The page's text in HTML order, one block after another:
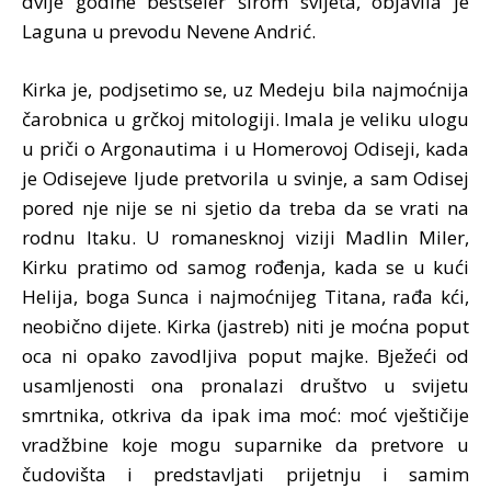
Laguna u prevodu Nevene Andrić.
Kirka je, podjsetimo se, uz Medeju bila najmoćnija
čarobnica u grčkoj mitologiji. Imala je veliku ulogu
u priči o Argonautima i u Homerovoj Odiseji, kada
je Odisejeve ljude pretvorila u svinje, a sam Odisej
pored nje nije se ni sjetio da treba da se vrati na
rodnu Itaku. U romanesknoj viziji Madlin Miler,
Kirku pratimo od samog rođenja, kada se u kući
Helija, boga Sunca i najmoćnijeg Titana, rađa kći,
neobično dijete. Kirka (jastreb) niti je moćna poput
oca ni opako zavodljiva poput majke. Bježeći od
usamljenosti ona pronalazi društvo u svijetu
smrtnika, otkriva da ipak ima moć: moć vještičije
vradžbine koje mogu suparnike da pretvore u
čudovišta i predstavljati prijetnju i samim